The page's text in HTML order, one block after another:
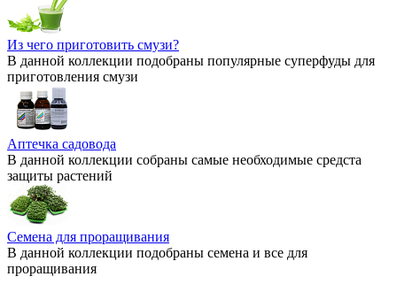
Из чего приготовить смузи?
В данной коллекции подобраны популярные суперфуды для
приготовления смузи
Аптечка садовода
В данной коллекции собраны самые необходимые средста
защиты растений
Семена для проращивания
В данной коллекции подобраны семена и все для
проращивания